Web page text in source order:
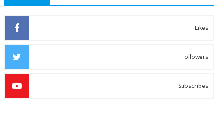
Likes
Followers
Subscribes